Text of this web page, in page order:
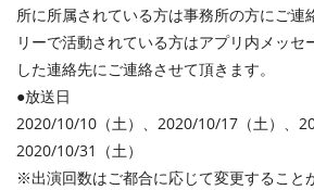
所に所属されている方は事務所の方にご連
リーで活動されている方はアプリ内メッセ
した連絡先にご連絡させて頂きます。
●放送日
2020/10/10（土）、2020/10/17（土）、
2020/10/31（土）
※出演回数はご都合に応じて変更すること